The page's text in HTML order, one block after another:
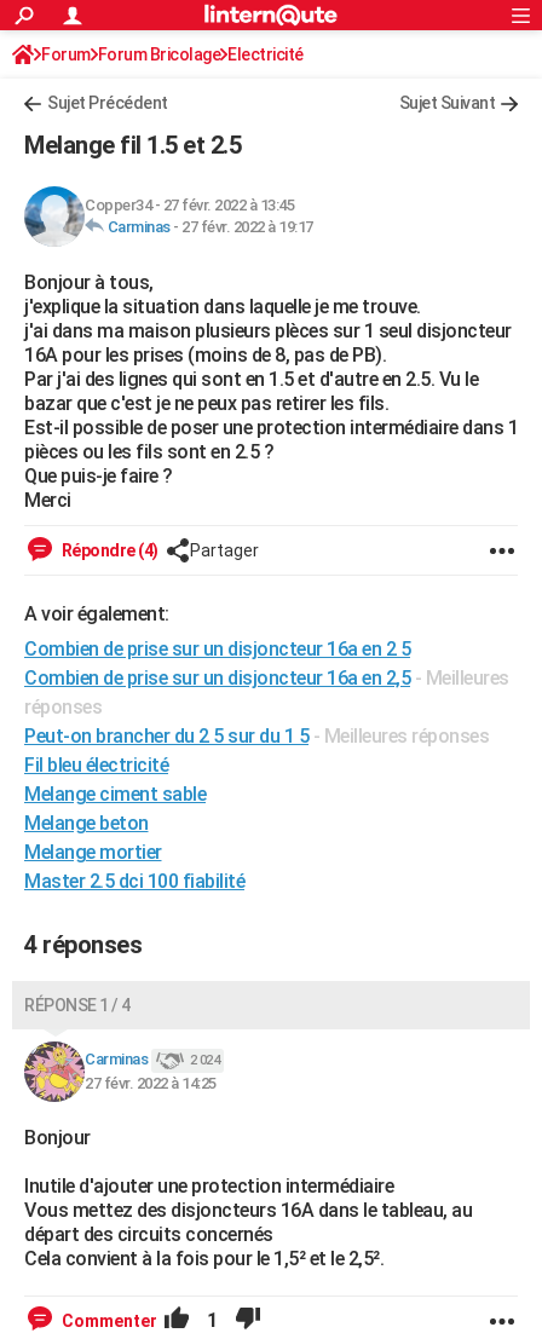
ACTUALITÉS
Politique
Société
Faits Divers
Education
Monde
Villes
+
Retraite
Impôts
Epargne
Immobilier
Risques naturels par ville
Banque
Assurance
Crédit
AUTO
HIGH-TECH
Mobiles
Meilleur smartphone
Internet
Ordinateurs
Jeux vidéo
Guide high-tech
+BRICOLAGE
Forum
Aménagement intérieur
Extérieur
Cuisine
Salle de bains
Jardinage
Rangement
WEEK-END
Guides de France
Escapades
Patrimoine
Expositions
Musées
Week-end nature
+LIFESTYLE
Art de vivre
Bien-être
Loisirs
ModeModes de vie
SANTE
Destinations
City break
Voyage nature
Voyage de noces
Forum
Climat
GUIDES D'ACHAT
BONS PLANS
CARTE DE VOEUX
Carte de Noël
Carte Bonne année
Carte Saint-Valentin
Carte Pâques
Carte d'anniversaire
DICTIONNAIRE
Dictionnaire
Biographies
Citations
Expressions
Proverbes
PROGRAMME TV
COPAINS D'AVANT
FORUM
Bricolage
Lifestyle
Culture
Sport
Auto
Television
Voyage
Cinema
S'inscrire
Connexion
Forum Forum Bricolage Electricité
Sujet Précédent Sujet Suivant
Melange fil 1.5 et 2.5
Copper34- 27 févr. 2022 à 13:45
Carminas- 27 févr. 2022 à 19:17
Bonjour à tous,
j'explique la situation dans laquelle je me trouve.
j'ai dans ma maison plusieurs plèces sur 1 seul disjoncteur
16A pour les prises (moins de 8, pas de PB).
Par j'ai des lignes qui sont en 1.5 et d'autre en 2.5. Vu le
bazar que c'est je ne peux pas retirer les fils.
Est-il possible de poser une protection intermédiaire dans 1
pièces ou les fils sont en 2.5 ?
Que puis-je faire ?
Merci
Répondre (4) Partager
A voir également:
Combien de prise sur un disjoncteur 16a en 2 5
Combien de prise sur un disjoncteur 16a en 2,5 - Meilleures
réponses
Peut-on brancher du 2 5 sur du 1 5 - Meilleures réponses
Fil bleu électricité
Melange ciment sable
Melange beton
Melange mortier
Master 2.5 dci 100 fiabilité
4 réponses
RÉPONSE 1 / 4
Carminas 2 024
27 févr. 2022 à 14:25
Bonjour
Inutile d'ajouter une protection intermédiaire
Vous mettez des disjoncteurs 16A dans le tableau, au
départ des circuits concernés
Cela convient à la fois pour le 1,5² et le 2,5².
Commenter 1